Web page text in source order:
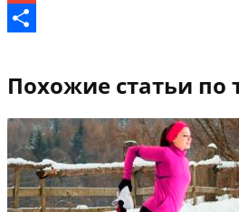
Gmail
Похожие статьи по